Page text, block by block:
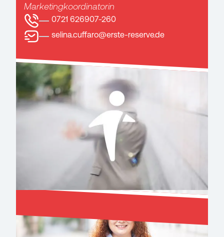
Marketingkoordinatorin
0721 626907-260
selina.cuffaro@erste-reserve.de